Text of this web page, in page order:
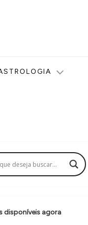
disponíveis agora